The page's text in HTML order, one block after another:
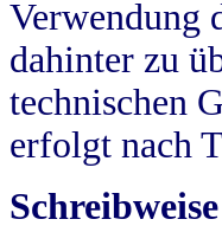
Verwendung
dahinter zu
technischen
erfolgt nach